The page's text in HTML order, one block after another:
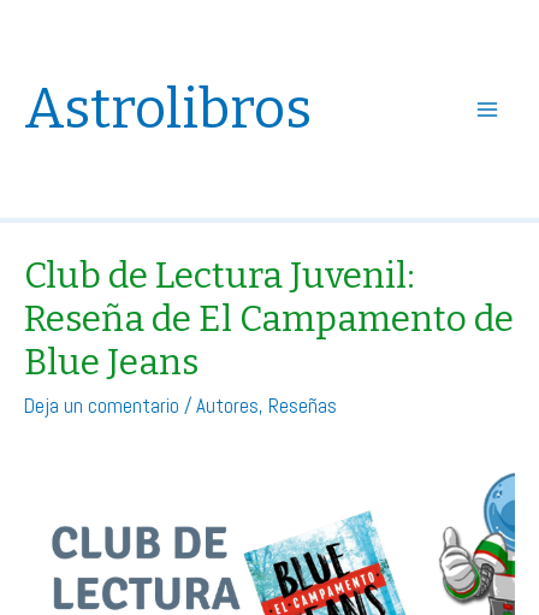
Astrolibros
Club de Lectura Juvenil:
Reseña de El Campamento de
Blue Jeans
Deja un comentario /Autores, Reseñas